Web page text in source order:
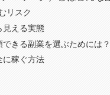
リスク
見える実態
きる副業を選ぶためには？
に稼ぐ方法